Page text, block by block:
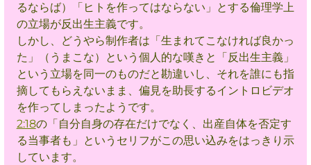
るならば）「ヒトを作ってはならない」とする倫理学上
の立場が反出生主義です。
しかし、どうやら制作者は「生まれてこなければ良かっ
た」（うまこな）という個人的な嘆きと「反出生主義」
という立場を同一のものだと勘違いし、それを誰にも指
摘してもらえないまま、偏見を助長するイントロビデオ
を作ってしまったようです。
2:18の「自分自身の存在だけでなく、出産自体を否定す
る当事者も」というセリフがこの思い込みをはっきり示
しています。